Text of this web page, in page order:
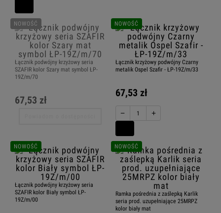
Łącznik podwójny krzyżowy seria
SZAFIR kolor Szary mat symbol ŁP-
19Z/m/70
67,53 zł
NOWOŚĆ
Łącznik krzyżowy podwójny Czarny
metalik Ospel Szafir - ŁP-19Z/m/33
67,53 zł
− +
NOWOŚĆ
Łącznik podwójny krzyżowy seria
SZAFIR kolor Biały symbol ŁP-
19Z/m/00
NOWOŚĆ
Ramka pośrednia z zaślepką Karlik
seria prod. uzupełniające 25MRPZ
kolor biały mat
NOWOŚĆ